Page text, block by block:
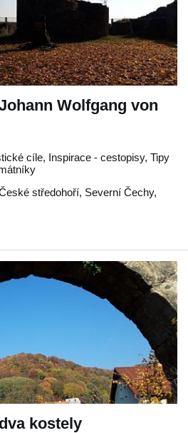
Wolfgang von
cíle, Inspirace - cestopisy, Tipy
středohoří, Severní Čechy,
kostely